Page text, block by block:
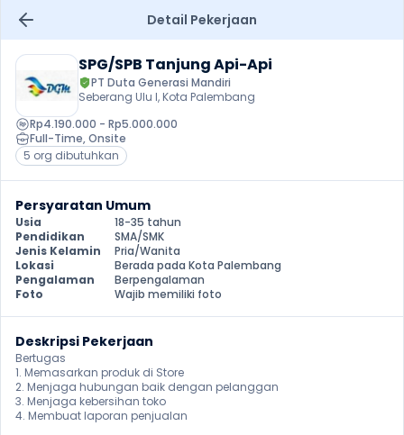
Detail Pekerjaan
SPG/SPB Tanjung Api-Api
PT Duta Generasi Mandiri
Seberang Ulu I, Kota Palembang
Rp4.190.000 - Rp5.000.000
Full-Time, Onsite
5 org dibutuhkan
Persyaratan Umum
Usia
18-35 tahun
Pendidikan
SMA/SMK
Jenis Kelamin
Pria/Wanita
Lokasi
Berada pada Kota Palembang
Pengalaman
Berpengalaman
Foto
Wajib memiliki foto
Deskripsi Pekerjaan
Bertugas
1. Memasarkan produk di Store
2. Menjaga hubungan baik dengan pelanggan
3. Menjaga kebersihan toko
4. Membuat laporan penjualan